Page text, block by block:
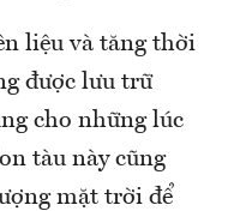
liệu và tăng thời
được lưu trữ
cho những lúc
tàu này cũng
mặt trời để